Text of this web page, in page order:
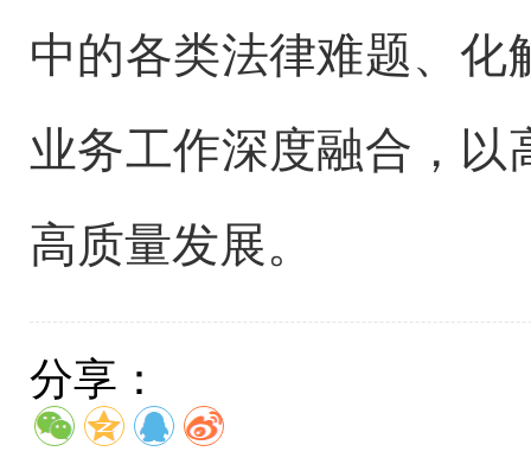
中的各类法律难题、
业务工作深度融合，以
高质量发展。
分享：